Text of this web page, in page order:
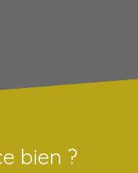
bien ?